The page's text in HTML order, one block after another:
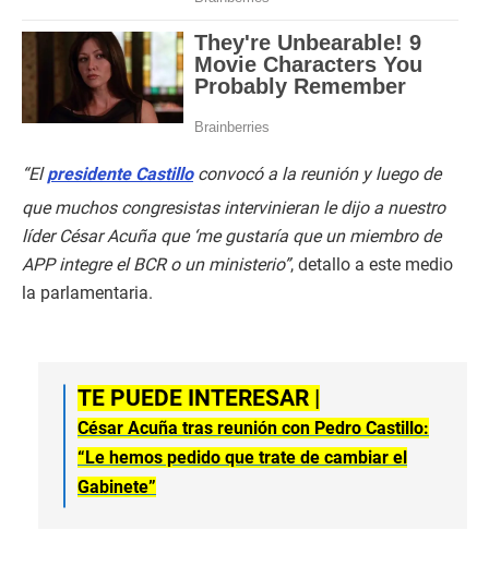
“Elpresidente Castilloconvocó a la reunión y luego de
que muchos congresistas intervinieran le dijo a nuestro
líder César Acuña que ‘me gustaría que un miembro de
APP integre el BCR o un ministerio”, detallo a este medio
la parlamentaria.
TE PUEDE INTERESAR |
César Acuña tras reunión con Pedro Castillo:
“Le hemos pedido que trate de cambiar el
Gabinete”